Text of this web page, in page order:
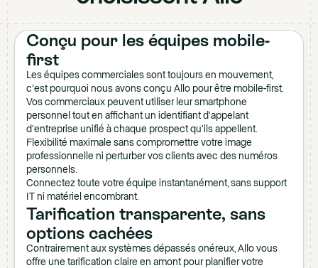
Conçu pour les équipes mobile-
first
Les équipes commerciales sont toujours en mouvement,
c'est pourquoi nous avons conçu Allo pour être mobile-first.
Vos commerciaux peuvent utiliser leur smartphone
personnel tout en affichant un identifiant d'appelant
d'entreprise unifié à chaque prospect qu'ils appellent.
Flexibilité maximale sans compromettre votre image
professionnelle ni perturber vos clients avec des numéros
personnels.
Connectez toute votre équipe instantanément, sans support
IT ni matériel encombrant.
Tarification transparente, sans
options cachées
Contrairement aux systèmes dépassés onéreux, Allo vous
offre une tarification claire en amont pour planifier votre